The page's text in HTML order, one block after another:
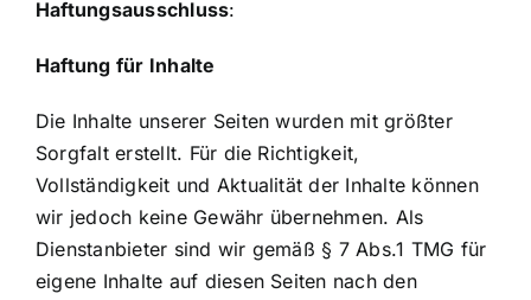
Haftungsausschluss:
Haftung für Inhalte
Die Inhalte unserer Seiten wurden mit größter
Sorgfalt erstellt. Für die Richtigkeit,
Vollständigkeit und Aktualität der Inhalte können
wir jedoch keine Gewähr übernehmen. Als
Dienstanbieter sind wir gemäß § 7 Abs.1 TMG für
eigene Inhalte auf diesen Seiten nach den